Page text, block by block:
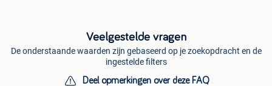
Veelgestelde vragen
De onderstaande waarden zijn gebaseerd op je zoekopdracht en de
ingestelde filters
Deel opmerkingen over deze FAQ